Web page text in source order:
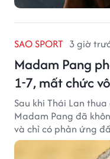
SAO SPORT 3 giờ
Madam Pang
1-7, mất chức
Sau khi Thái Lan
Madam Pang đã
và chỉ có phản ứng